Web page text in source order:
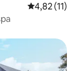
Évaluation
4,82 (11)